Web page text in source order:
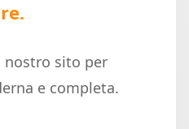
nostro sito per
e completa.